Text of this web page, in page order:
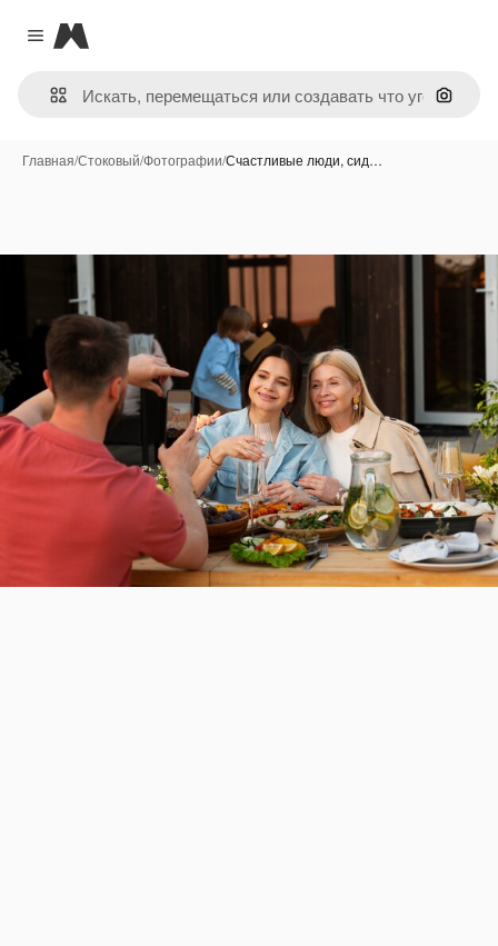
Close menu
Magnific
Поиск
Главная/Стоковый/Фотографии/Счастливые люди, сид…